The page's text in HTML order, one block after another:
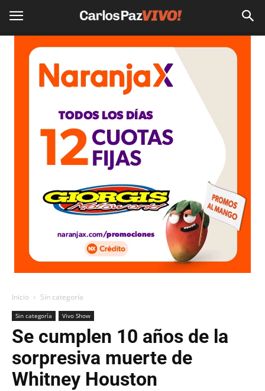
Inicio Sin categoría
Sin categoría Vivo Show
Se cumplen 10 años de la
sorpresiva muerte de
Whitney Houston